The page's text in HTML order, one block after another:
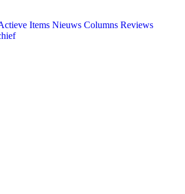
Items Nieuws Columns Reviews